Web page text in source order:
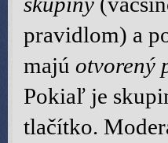
pravidlom) a
majú otvorený
Pokiaľ je
tlačítko.